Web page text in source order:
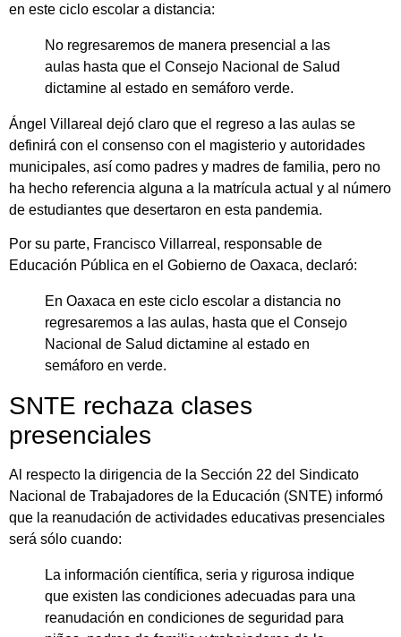
en este ciclo escolar a distancia:
No regresaremos de manera presencial a las
aulas hasta que el Consejo Nacional de Salud
dictamine al estado en semáforo verde.
Ángel Villareal dejó claro que el regreso a las aulas se
definirá con el consenso con el magisterio y autoridades
municipales, así como padres y madres de familia, pero no
ha hecho referencia alguna a la matrícula actual y al número
de estudiantes que desertaron en esta pandemia.
Por su parte, Francisco Villarreal, responsable de
Educación Pública en el Gobierno de Oaxaca, declaró:
En Oaxaca en este ciclo escolar a distancia no
regresaremos a las aulas, hasta que el Consejo
Nacional de Salud dictamine al estado en
semáforo en verde.
SNTE rechaza clases
presenciales
Al respecto la dirigencia de la Sección 22 del Sindicato
Nacional de Trabajadores de la Educación (SNTE) informó
que la reanudación de actividades educativas presenciales
será sólo cuando:
La información científica, seria y rigurosa indique
que existen las condiciones adecuadas para una
reanudación en condiciones de seguridad para